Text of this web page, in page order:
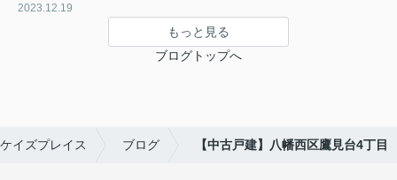
2023.12.19
もっと見る
ブログトップへ
イズプレイス ブログ 【中古戸建】八幡西区鷹見台4丁目